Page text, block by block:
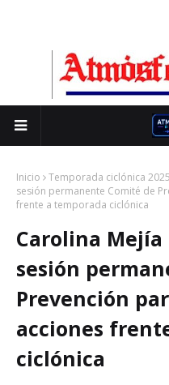
Inicio Temporada ciclónica 2025
sesión permanente Comité de
frente a temporada ciclónica
Carolina
sesión
Prevención
acciones
ciclónica